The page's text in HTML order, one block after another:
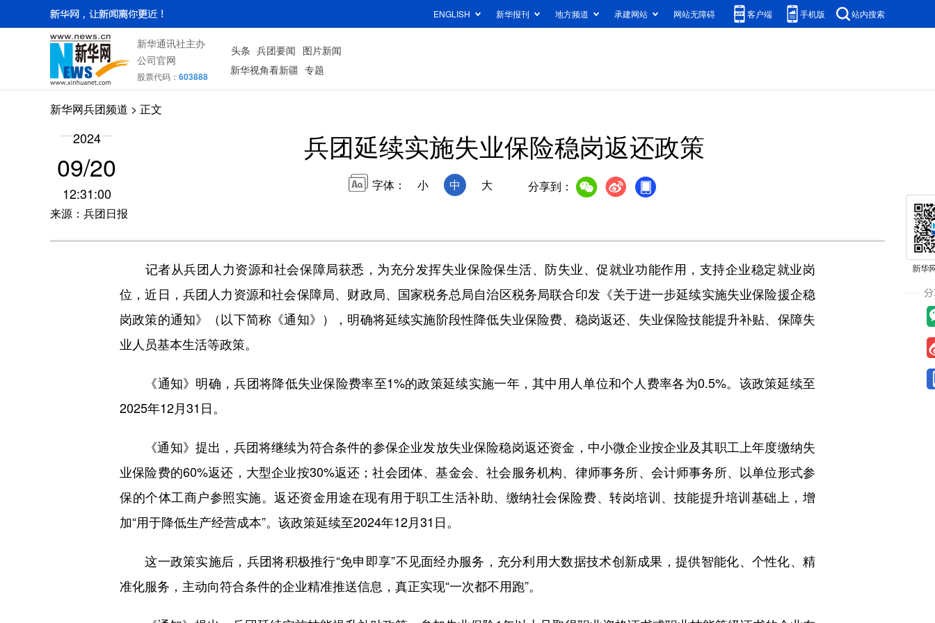
ENGLISH 新华报刊 地方频道 承建网站 网站无障碍 客户端 手机版 站内搜索
新华通讯社主办
公司官网
股票代码： 603888
头条 兵团要闻 图片新闻
新华视角看新疆 专题
新华网兵团频道 > 正文
2024
09/20
12:31:00
来源：兵团日报
兵团延续实施失业保险稳岗返还政策
字体： 小 中 大 分享到：
记者从兵团人力资源和社会保障局获悉，为充分发挥失业保险保生活、防失业、促就业功能作用，支持企业稳定就业岗
位，近日，兵团人力资源和社会保障局、财政局、国家税务总局自治区税务局联合印发《关于进一步延续实施失业保险援企稳
岗政策的通知》（以下简称《通知》），明确将延续实施阶段性降低失业保险费、稳岗返还、失业保险技能提升补贴、保障失
业人员基本生活等政策。
《通知》明确，兵团将降低失业保险费率至1%的政策延续实施一年，其中用人单位和个人费率各为0.5%。该政策延续至
2025年12月31日。
《通知》提出，兵团将继续为符合条件的参保企业发放失业保险稳岗返还资金，中小微企业按企业及其职工上年度缴纳失
业保险费的60%返还，大型企业按30%返还；社会团体、基金会、社会服务机构、律师事务所、会计师事务所、以单位形式参
保的个体工商户参照实施。返还资金用途在现有用于职工生活补助、缴纳社会保险费、转岗培训、技能提升培训基础上，增
加“用于降低生产经营成本”。该政策延续至2024年12月31日。
这一政策实施后，兵团将积极推行“免申即享”不见面经办服务，充分利用大数据技术创新成果，提供智能化、个性化、精
准化服务，主动向符合条件的企业精准推送信息，真正实现“一次都不用跑”。